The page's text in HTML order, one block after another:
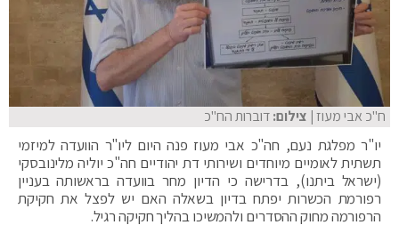
ח"כ אבי מעוז| צילום:דוברות הח"כ
יו"ר מפלגת נעם, חה"כ אבי מעוז פנה היום ליו"ר הוועדה למיזמי
תשתית לאומיים מיוחדים ושירותי דת יהודיים חה"כ יוליה מלינובסקי
(ישראל ביתנו), בדרישה כי הדיון מחר בוועדה בראשותה בעניין
רפורמת הכשרות יפתח בדיון בשאלה האם יש לפצל את חקיקת
הרפורמה מחוק ההסדרים ולהמשיכו בהליך חקיקה רגיל.